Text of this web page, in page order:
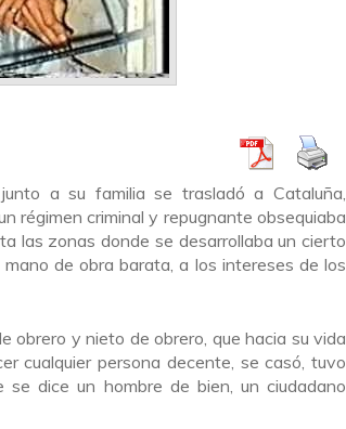
a su familia se trasladó a Cataluña,
régimen criminal y repugnante obsequiaba
las zonas donde se desarrollaba un cierto
de obra barata, a los intereses de los
obrero y nieto de obrero, que hacia su vida
cualquier persona decente, se casó, tuvo
dice un hombre de bien, un ciudadano